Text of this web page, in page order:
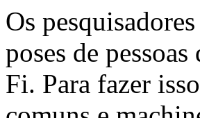
Os
poses de
Fi. Para fazer